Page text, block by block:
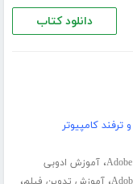
دانلود کتاب
کامپیوتر
،آموزش ادوبی
آموزش تدوین فیلم